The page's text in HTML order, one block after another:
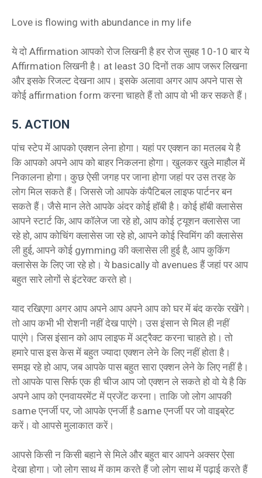
Love is flowing with abundance in my life
ये दो Affirmation आपको रोज लिखनी है हर रोज सुबह 10-10 बार ये
Affirmation लिखनी है। at least 30 दिनों तक आप जरूर लिखना
और इसके रिजल्ट देखना आप। इसके अलावा अगर आप अपने पास से
कोई affirmation form करना चाहते हैं तो आप वो भी कर सकते हैं।
5. ACTION
पांच स्टेप में आपको एक्शन लेना होगा। यहां पर एक्शन का मतलब ये है
कि आपको अपने आप को बाहर निकलना होगा। खुलकर खुले माहौल में
निकालना होगा। कुछ ऐसी जगह पर जाना होगा जहां पर उस तरह के
लोग मिल सकते हैं। जिससे जो आपके कंपैटिबल लाइफ पार्टनर बन
सकते हैं। जैसे मान लेते आपके अंदर कोई हॉबी है। कोई हॉबी क्लासेस
आपने स्टार्ट कि, आप कॉलेज जा रहे हो, आप कोई ट्यूशन क्लासेस जा
रहे हो, आप कोचिंग क्लासेस जा रहे हो, आपने कोई स्विमिंग की क्लासेस
ली हुई, आपने कोई gymming की क्लासेस ली हुई है, आप कुकिंग
क्लासेस के लिए जा रहे हो। ये basically वो avenues हैं जहां पर आप
बहुत सारे लोगों से इंटरेक्ट करते हो।
याद रखिएगा अगर आप अपने आप अपने आप को घर में बंद करके रखेंगे।
तो आप कभी भी रोशनी नहीं देख पाएंगे। उस इंसान से मिल ही नहीं
पाएंगे। जिस इंसान को आप लाइफ में अट्रैक्ट करना चाहते हो। तो
हमारे पास इस केस में बहुत ज्यादा एक्शन लेने के लिए नहीं होता है।
समझ रहे हो आप, जब आपके पास बहुत सारा एक्शन लेने के लिए नहीं है।
तो आपके पास सिर्फ एक ही चीज आप जो एक्शन ले सकते हो वो ये है कि
अपने आप को एनवायरमेंट में प्रजेंट करना। ताकि जो लोग आपकी
same एनर्जी पर, जो आपके एनर्जी है same एनर्जी पर जो वाइब्रेट
करें। वो आपसे मुलाकात करें।
आपसे किसी न किसी बहाने से मिले और बहुत बार आपने अक्सर ऐसा
देखा होगा। जो लोग साथ में काम करते हैं जो लोग साथ में पढ़ाई करते हैं